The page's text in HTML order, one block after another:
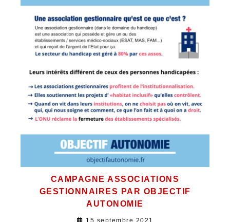
CAMPAGNE ASSOCIATIONS
GESTIONNAIRES PAR OBJECTIF
AUTONOMIE
15 septembre 2021